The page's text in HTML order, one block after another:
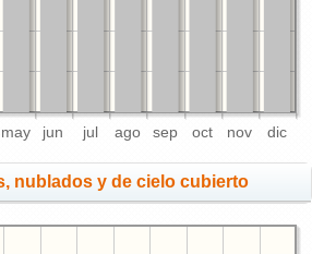
may jun jul ago sep oct nov dic
nublados y de cielo cubierto